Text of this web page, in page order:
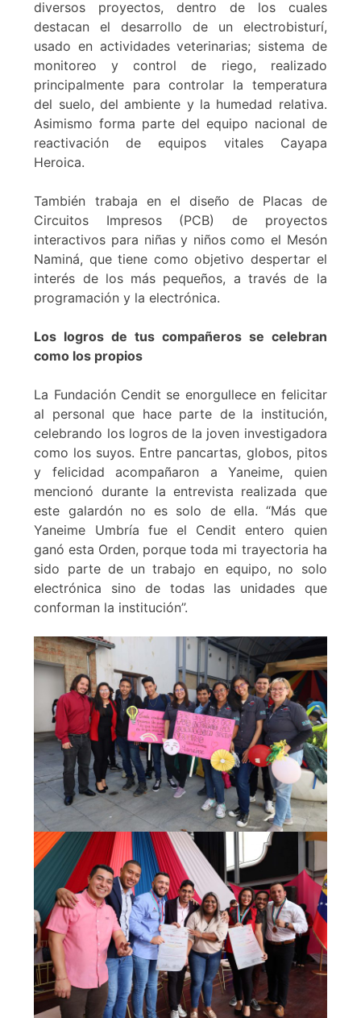
diversos proyectos, dentro de los cuales
destacan el desarrollo de un electrobisturí,
usado en actividades veterinarias; sistema de
monitoreo y control de riego, realizado
principalmente para controlar la temperatura
del suelo, del ambiente y la humedad relativa.
Asimismo forma parte del equipo nacional de
reactivación de equipos vitales Cayapa
Heroica.
También trabaja en el diseño de Placas de
Circuitos Impresos (PCB) de proyectos
interactivos para niñas y niños como el Mesón
Naminá, que tiene como objetivo despertar el
interés de los más pequeños, a través de la
programación y la electrónica.
Los logros de tus compañeros se celebran
como los propios
La Fundación Cendit se enorgullece en felicitar
al personal que hace parte de la institución,
celebrando los logros de la joven investigadora
como los suyos. Entre pancartas, globos, pitos
y felicidad acompañaron a Yaneime, quien
mencionó durante la entrevista realizada que
este galardón no es solo de ella. “Más que
Yaneime Umbría fue el Cendit entero quien
ganó esta Orden, porque toda mi trayectoria ha
sido parte de un trabajo en equipo, no solo
electrónica sino de todas las unidades que
conforman la institución”.